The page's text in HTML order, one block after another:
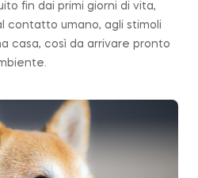
fin dai primi giorni di vita,
contatto umano, agli stimoli
casa, così da arrivare pronto